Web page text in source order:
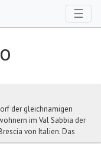
☰
der gleichnamigen
im Val Sabbia der
von Italien. Das